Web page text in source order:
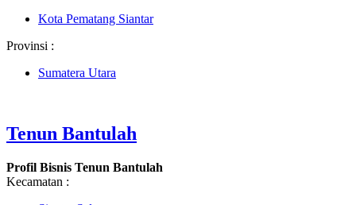
Kota Pematang Siantar
Provinsi :
Sumatera Utara
Tenun Bantulah
Profil Bisnis Tenun Bantulah
Kecamatan :